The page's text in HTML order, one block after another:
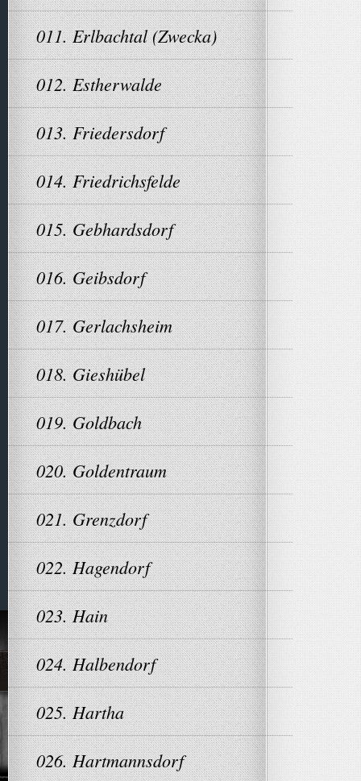
011. Erlbachtal (Zwecka)
012. Estherwalde
013. Friedersdorf
014. Friedrichsfelde
015. Gebhardsdorf
016. Geibsdorf
017. Gerlachsheim
018. Gieshübel
019. Goldbach
020. Goldentraum
021. Grenzdorf
022. Hagendorf
023. Hain
024. Halbendorf
025. Hartha
026. Hartmannsdorf